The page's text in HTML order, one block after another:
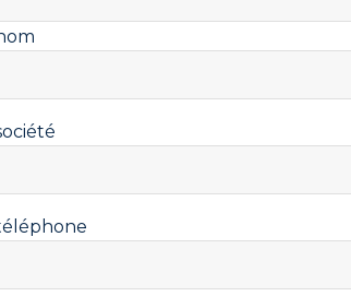
reproduction,
27 de la loi
les informations
présents
Nom de la
Rue
Téléphone :
Site : https://
Email : renaud-
Siret :
Capital social :